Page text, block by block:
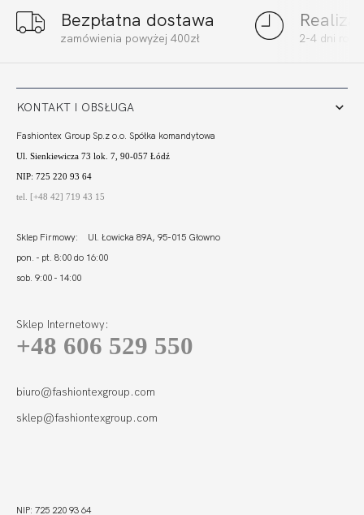
FORTUNA
STRINGO SZORTY
FORTUNA
FORTUNA
Bezpłatna dostawa
zamówienia powyżej 400zł 2-4 dni
KONTAKT I OBSŁUGA
Fashiontex Group Sp.z o.o. Spółka komandytowa
Ul. Sienkiewicza 73 lok. 7, 90-057 Łódź
NIP: 725 220 93 64
tel. [+48 42] 719 43 15
Sklep Firmowy: Ul. Łowicka 89A, 95-015 Głowno
pon. - pt. 8:00 do 16:00
sob. 9:00 - 14:00
Sklep Internetowy:
+48 606 529 550
biuro@fashiontexgroup.com
sklep@fashiontexgroup.com
NIP: 725 220 93 64